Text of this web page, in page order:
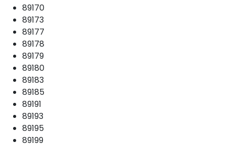
89170
89173
89177
89178
89179
89180
89183
89185
89191
89193
89195
89199